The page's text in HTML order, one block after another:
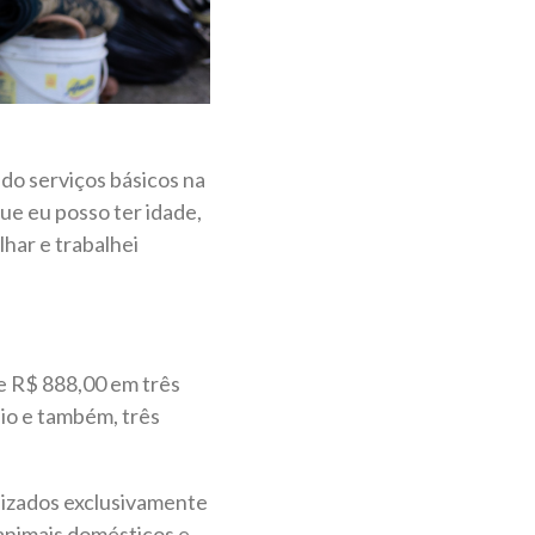
serviços básicos na
eu posso ter idade,
e trabalhei
R$ 888,00 em três
e também, três
exclusivamente